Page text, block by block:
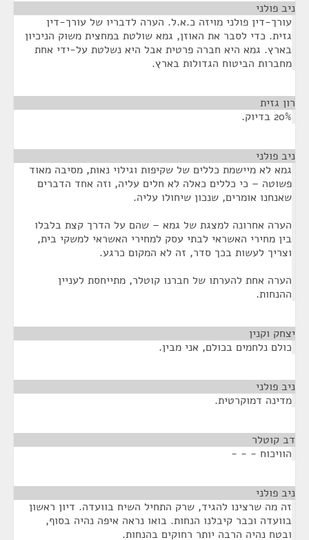
ניב פולני
עורך-דין פולני מויזה כ.א.ל. הערה לדבריו של עורך-דין
גזית. כדי לסבר את האוזן, גמא שולטת במחצית משוק הניכיון
בארץ. גמא היא חברה פרטית אבל היא נשלטת על-ידי אחת
מחברות הביטוח הגדולות בארץ.
רון גזית
20% בדיוק.
ניב פולני
גמא לא מיישמת כללים של שקיפות וגילוי נאות, מסיבה מאוד
פשוטה – כי כללים כאלה לא חלים עליה, וזה אחד הדברים
שאנחנו אומרים, שנכון שיחולו עליה.
הערה אחרונה למצגת של גמא – שהם על הדרך קצת בלבלו
בין מחירי האשראי לבתי עסק למחירי האשראי למשקי בית,
וצריך לעשות בכך סדר, זה לא המקום כרגע.
הערה אחת להערתו של חברנו קוטלר, מתייחסת לעניין
ההנחות.
יצחק וקנין
כולם נלחמים בכולם, אני מבין.
ניב פולני
מדינה דמוקרטית.
דב קוטלר
הוויכוח - - -
ניב פולני
זה מה שרצינו להגיד, שרק התחיל השיח בוועדה. דיון ראשון
בוועדה וכבר קיבלנו הנחות. בואו נראה איפה נהיה בסוף,
ובטח נהיה הרבה יותר רחוקים בהנחות.